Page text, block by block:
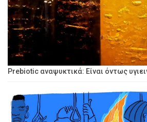
Prebiotic αναψυκτικά: Είναι όντως